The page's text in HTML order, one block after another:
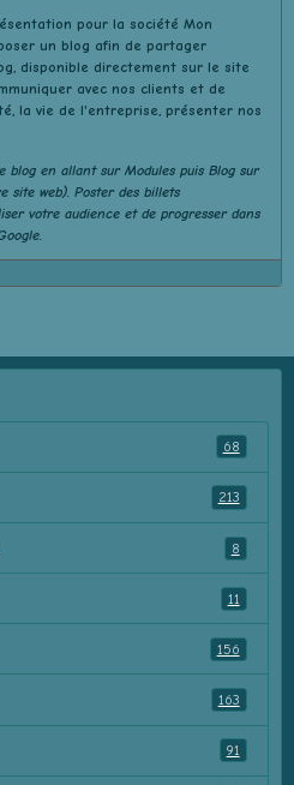
pour la société Mon
un blog afin de partager
disponible directement sur le site
avec nos clients et de
la vie de l'entreprise, présenter nos
blog en allant sur Modulespuis Blogsur
web). Poster des billets
votre audience et de progresser dans
68
213
8
11
156
163
91